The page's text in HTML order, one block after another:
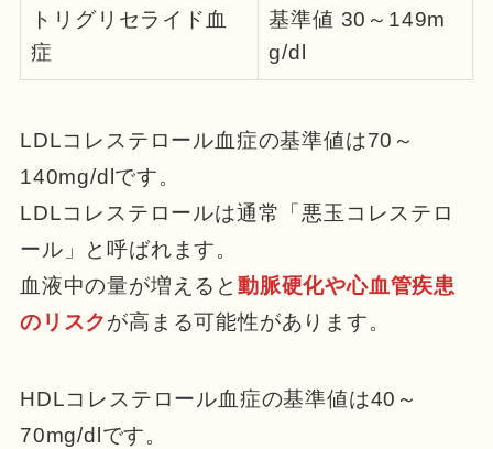
トリグリセライド血
症
基準値 30～149m
g/dl
LDLコレステロール血症の基準値は70～
140mg/dlです。
LDLコレステロールは通常「悪玉コレステロ
ール」と呼ばれます。
血液中の量が増えると 動脈硬化や心血管疾患
のリスクが高まる可能性があります。
HDLコレステロール血症の基準値は40～
70mg/dlです。